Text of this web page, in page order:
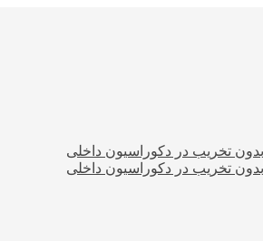
تخریب در دکوراسیون داخلی
تخریب در دکوراسیون داخلی